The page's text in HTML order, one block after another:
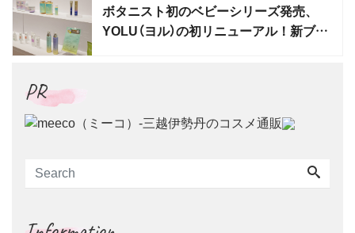
ボタニスト初のベビーシリーズ発売、
YOLU（ヨル）の初リニューアル！新ブラ
PR